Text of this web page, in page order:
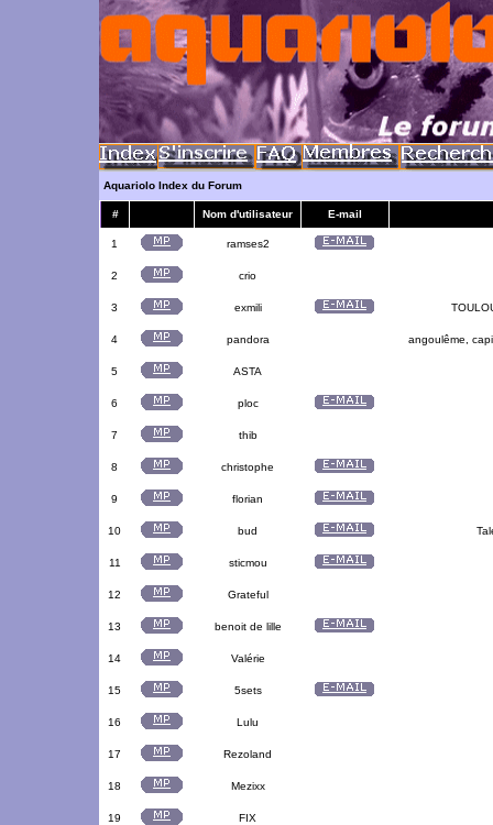
Aquariolo Index du Forum
# Nom d'utilisateur E-mail
1 ramses2
2 crio
3 exmili
4 pandora angoulême,
5 ASTA
6 ploc
7 thib
8 christophe
9 florian
10 bud
11 sticmou
12 Grateful
13 benoit de lille
14 Valérie
15 5sets
16 Lulu
17 Rezoland
18 Mezixx
19 FIX